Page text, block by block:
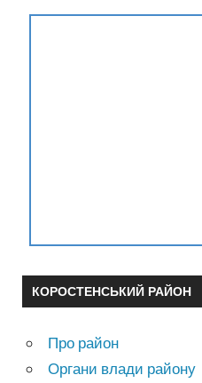
КОРОСТЕНСЬКИЙ РАЙОН
Про район
Органи влади району